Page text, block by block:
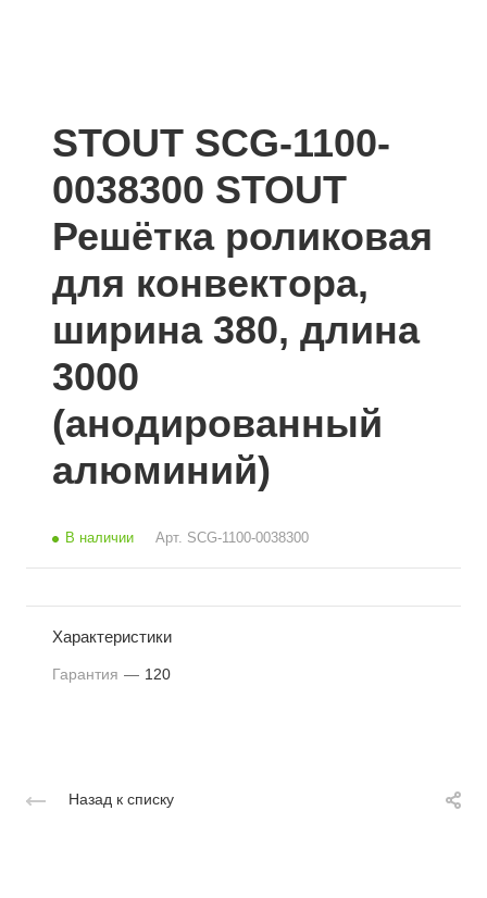
STOUT SCG-1100-
0038300 STOUT
Решётка роликовая
для конвектора,
ширина 380, длина
3000
(анодированный
алюминий)
В наличии Арт. SCG-1100-0038300
Характеристики
Гарантия — 120
Назад к списку